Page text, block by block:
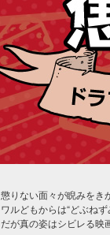
懲りない面々が睨みをき
ワルどもからは“どぶね
だが真の姿はシビレる映